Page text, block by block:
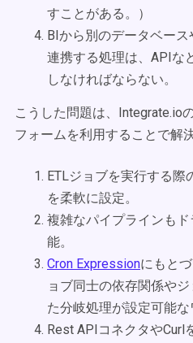
すことがある。）
BIから別のデータベー
連携する処理は、APIな
しなければならない。
こうした問題は、Integrate.io
フォームを利用することで解
ETLジョブを実行する際
を柔軟に設定。
複雑なパイプラインも
能。
Cron Expressionにもと
ョブ同士の依存関係や
た分岐処理が設定可能な
Rest APIコネクタやCurl